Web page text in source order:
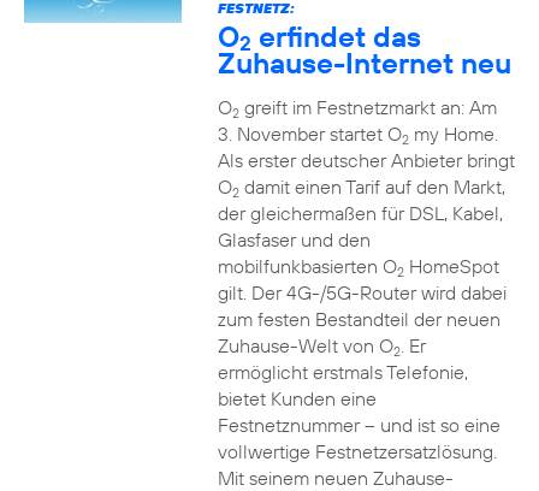
FESTNETZ:
O2 erfindet das
Zuhause-Internet neu
O2greift im Festnetzmarkt an: Am
3. November startet O2my Home.
Als erster deutscher Anbieter bringt
O2damit einen Tarif auf den Markt,
der gleichermaßen für DSL, Kabel,
Glasfaser und den
mobilfunkbasierten O2HomeSpot
gilt. Der 4G-/5G-Router wird dabei
zum festen Bestandteil der neuen
Zuhause-Welt von O2. Er
ermöglicht erstmals Telefonie,
bietet Kunden eine
Festnetznummer – und ist so eine
vollwertige Festnetzersatzlösung.
Mit seinem neuen Zuhause-